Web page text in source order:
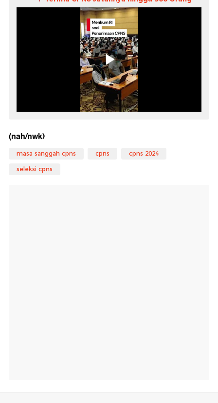
(nah/nwk)
masa sanggah cpns cpns cpns 2024
seleksi cpns